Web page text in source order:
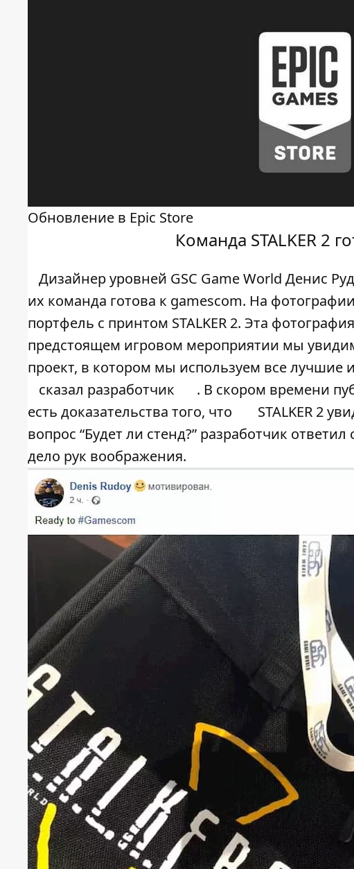
Обновление в Epic Store
Команда STALKER 2
Дизайнер уровней GSC Game World Денис
их команда готова к gamescom. На
портфель с принтом STALKER 2. Эта
предстоящем игровом мероприятии мы
проект, в котором мы используем все
сказал разработчик
. В скором времени
есть доказательства того, что
STALKER 2
вопрос “Будет ли стенд?” разработчик
дело рук воображения.